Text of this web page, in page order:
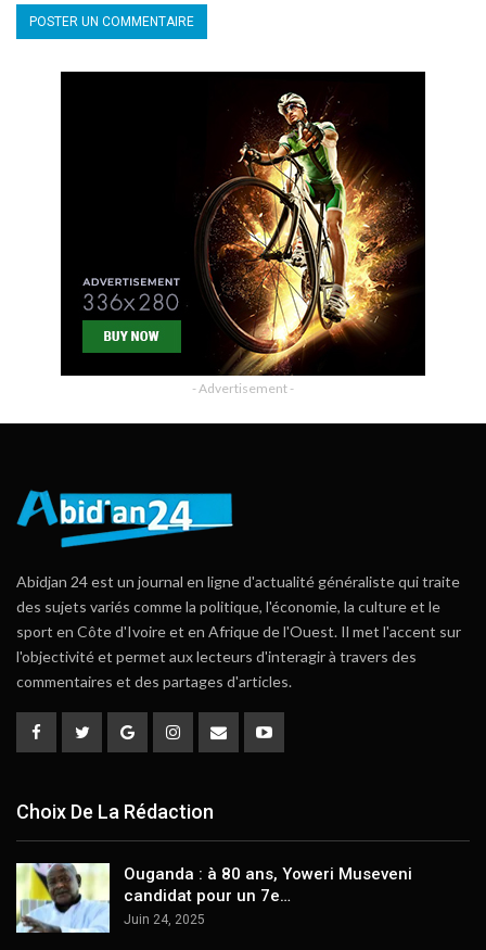
- Advertisement -
Abidjan 24 est un journal en ligne d'actualité généraliste qui traite
des sujets variés comme la politique, l'économie, la culture et le
sport en Côte d'Ivoire et en Afrique de l'Ouest. Il met l'accent sur
l'objectivité et permet aux lecteurs d'interagir à travers des
commentaires et des partages d'articles.
Choix De La Rédaction
Ouganda : à 80 ans, Yoweri Museveni
candidat pour un 7e…
Juin 24, 2025